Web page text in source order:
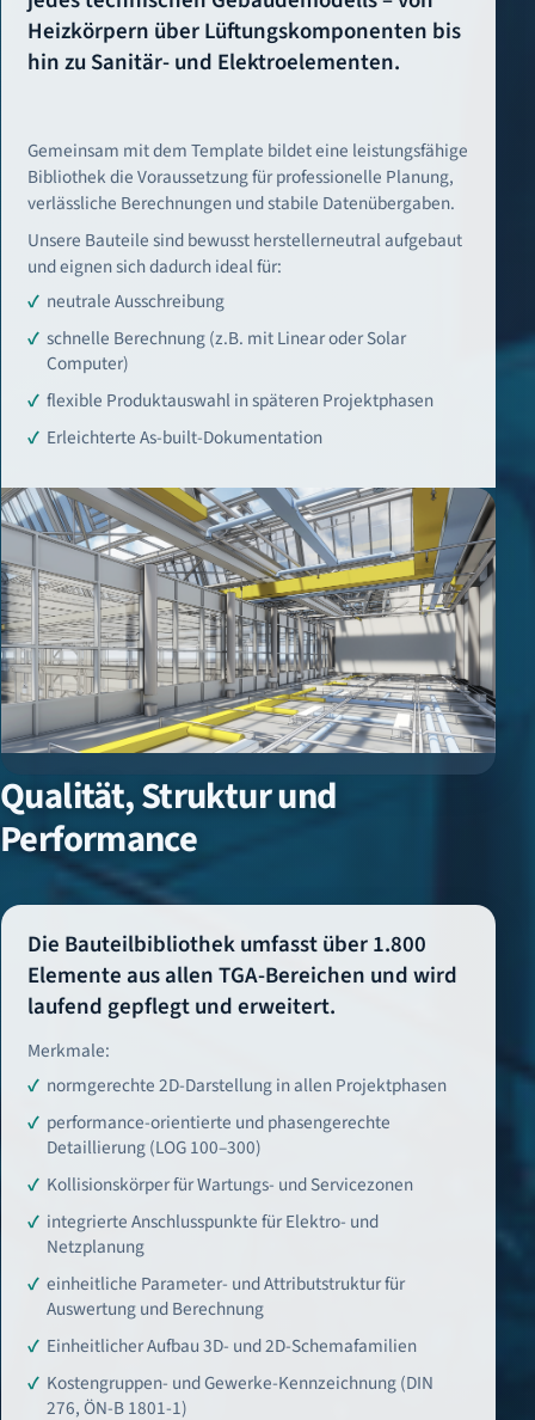
Heizkörpern über Lüftungskomponenten bis
hin zu Sanitär- und Elektroelementen.
Gemeinsam mit dem Template bildet eine leistungsfähige
Bibliothek die Voraussetzung für professionelle Planung,
verlässliche Berechnungen und stabile Datenübergaben.
Unsere Bauteile sind bewusst herstellerneutral aufgebaut
und eignen sich dadurch ideal für:
neutrale Ausschreibung
schnelle Berechnung (z.B. mit Linear oder Solar
Computer)
flexible Produktauswahl in späteren Projektphasen
Erleichterte As-built-Dokumentation
Qualität, Struktur und
Performance
Die Bauteilbibliothek umfasst über 1.800
Elemente aus allen TGA-Bereichen und wird
laufend gepflegt und erweitert.
Merkmale:
normgerechte 2D-Darstellung in allen Projektphasen
performance-orientierte und phasengerechte
Detaillierung (LOG 100–300)
Kollisionskörper für Wartungs- und Servicezonen
integrierte Anschlusspunkte für Elektro- und
Netzplanung
einheitliche Parameter- und Attributstruktur für
Auswertung und Berechnung
Einheitlicher Aufbau 3D- und 2D-Schemafamilien
Kostengruppen- und Gewerke-Kennzeichnung (DIN
276, ÖN-B 1801-1)